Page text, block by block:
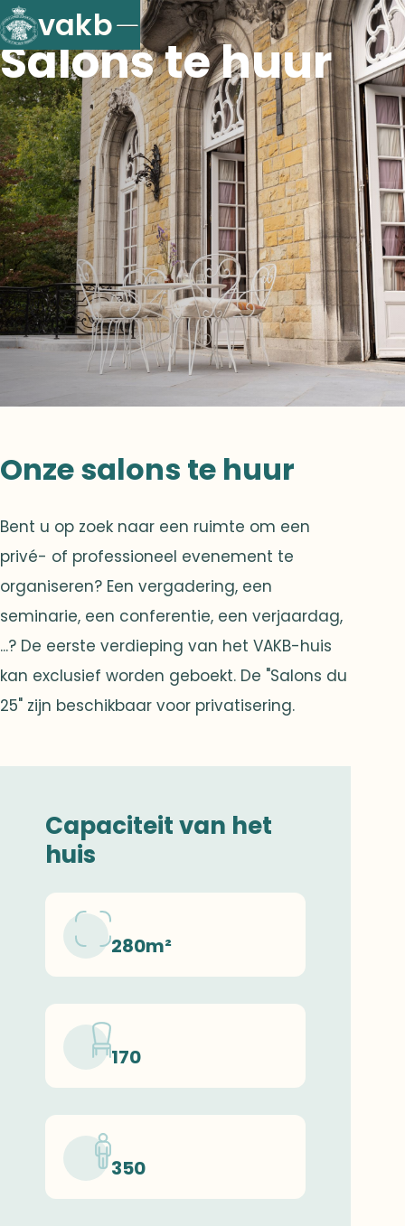
vakb
Salons te huur
Onze salons te huur
Bent u op zoek naar een ruimte om een
privé- of professioneel evenement te
organiseren? Een vergadering, een
seminarie, een conferentie, een verjaardag,
...? De eerste verdieping van het VAKB-huis
kan exclusief worden geboekt. De "Salons du
25" zijn beschikbaar voor privatisering.
Capaciteit van het
huis
280m²
170
350